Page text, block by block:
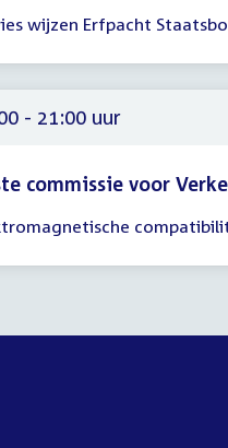
wijzen Erfpacht
- 21:00 uur
commissie voor